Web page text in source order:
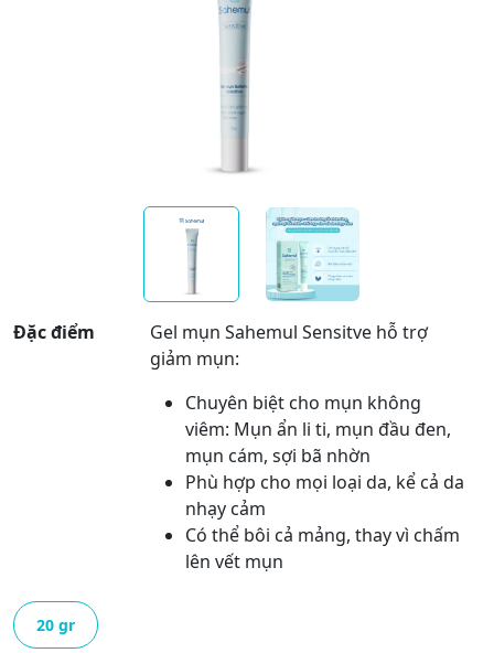
Đặc điểm
Gel mụn Sahemul Sensitve hỗ trợ
giảm mụn:
Chuyên biệt cho mụn không
viêm: Mụn ẩn li ti, mụn đầu đen,
mụn cám, sợi bã nhờn
Phù hợp cho mọi loại da, kể cả da
nhạy cảm
Có thể bôi cả mảng, thay vì chấm
lên vết mụn
20 gr